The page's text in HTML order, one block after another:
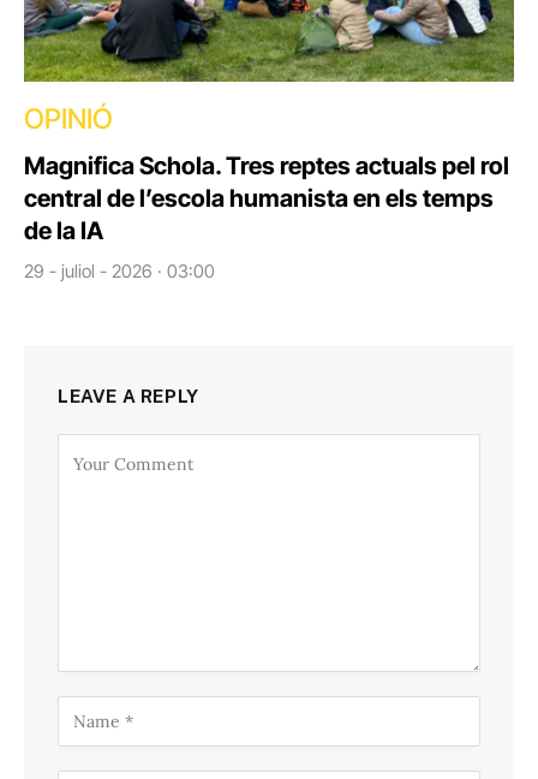
OPINIÓ
Magnifica Schola. Tres reptes actuals pel rol
central de l’escola humanista en els temps
de la IA
29 - juliol - 2026 · 03:00
LEAVE A REPLY